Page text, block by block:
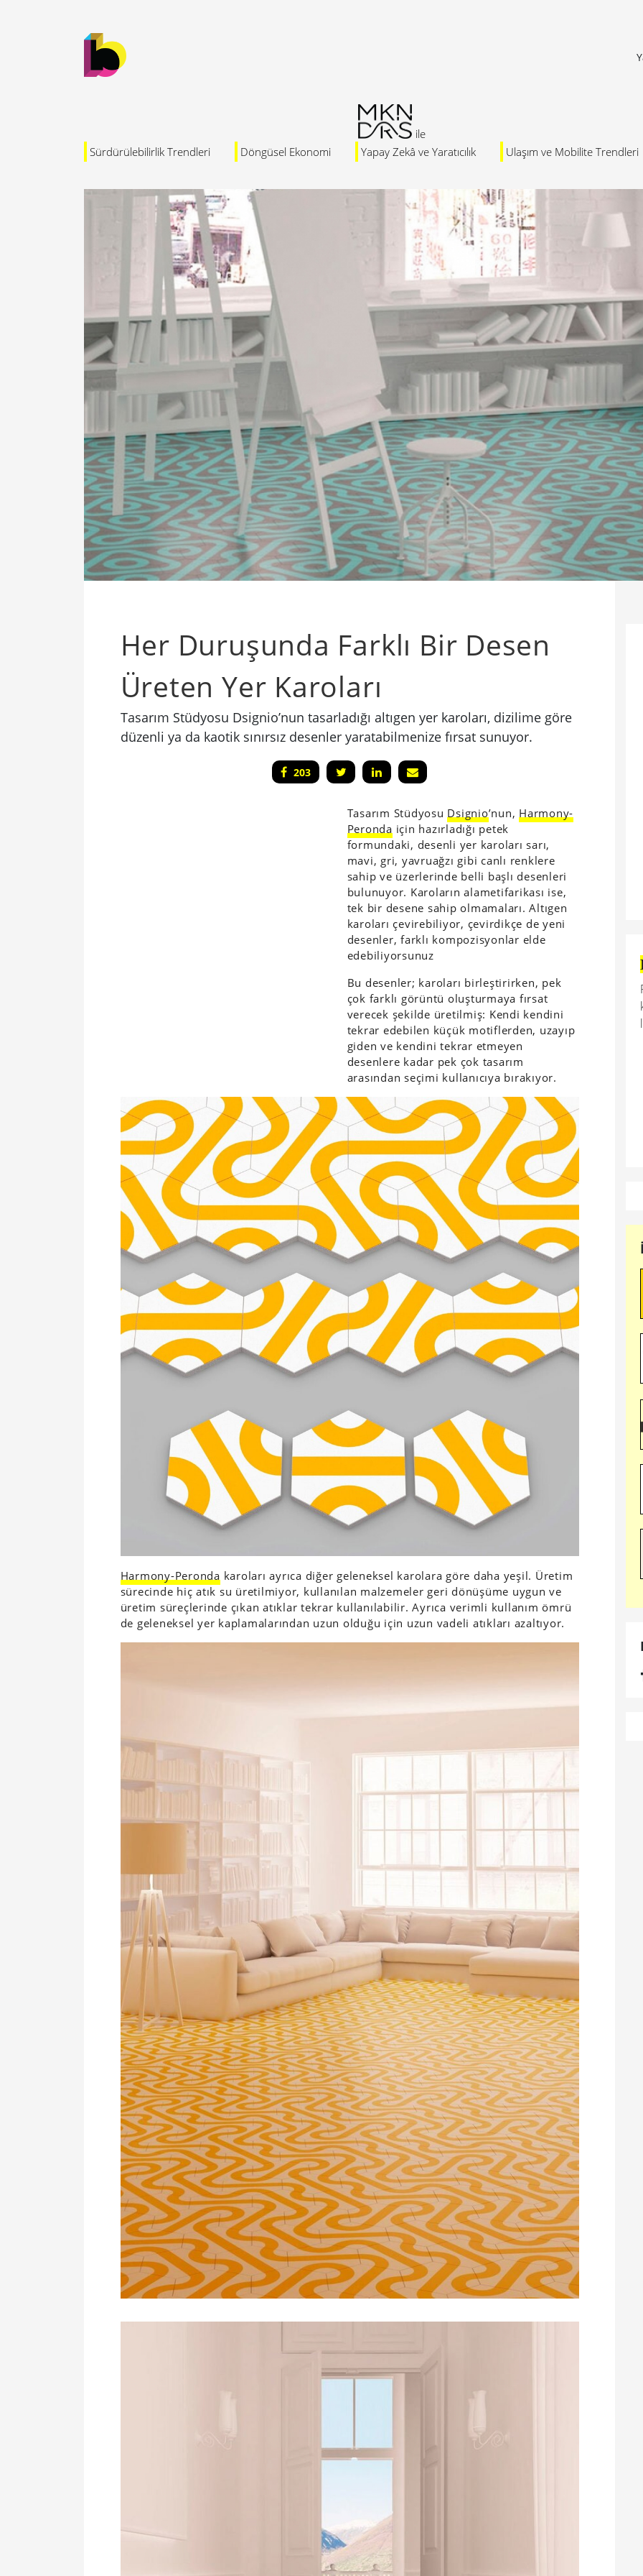
Sürdürülebilirlik Trendleri Döngüsel Ekonomi Yapay Zekâ ve Yaratıcılık Ulaşım ve Mobilite Trendleri
Her Duruşunda Farklı Bir Desen
Üreten Yer Karoları
Tasarım Stüdyosu Dsignio’nun tasarladığı altıgen yer karoları, dizilime göre
düzenli ya da kaotik sınırsız desenler yaratabilmenize fırsat sunuyor.
203
Tasarım Stüdyosu Dsignio’nun, Harmony-
Peronda için hazırladığı petek
formundaki, desenli yer karoları sarı,
mavi, gri, yavruağzı gibi canlı renklere
sahip ve üzerlerinde belli başlı desenleri
bulunuyor. Karoların alametifarikası ise,
tek bir desene sahip olmamaları. Altıgen
karoları çevirebiliyor, çevirdikçe de yeni
desenler, farklı kompozisyonlar elde
edebiliyorsunuz
Bu desenler; karoları birleştirirken, pek
çok farklı görüntü oluşturmaya fırsat
verecek şekilde üretilmiş: Kendi kendini
tekrar edebilen küçük motiflerden, uzayıp
giden ve kendini tekrar etmeyen
desenlere kadar pek çok tasarım
arasından seçimi kullanıcıya bırakıyor.
Harmony-Peronda karoları ayrıca diğer geleneksel karolara göre daha yeşil. Üretim
sürecinde hiç atık su üretilmiyor, kullanılan malzemeler geri dönüşüme uygun ve
üretim süreçlerinde çıkan atıklar tekrar kullanılabilir. Ayrıca verimli kullanım ömrü
de geleneksel yer kaplamalarından uzun olduğu için uzun vadeli atıkları azaltıyor.